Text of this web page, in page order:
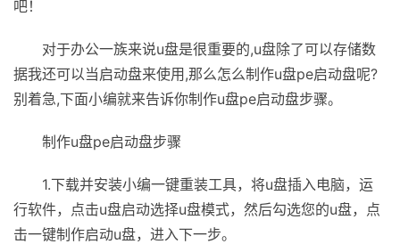
吧！
对于办公一族来说u盘是很重要的,u盘除了可以存储数
据我还可以当启动盘来使用,那么怎么制作u盘pe启动盘呢?
别着急,下面小编就来告诉你制作u盘pe启动盘步骤。
制作u盘pe启动盘步骤
1.下载并安装小编一键重装工具，将u盘插入电脑，运
行软件，点击u盘启动选择u盘模式，然后勾选您的u盘，点
击一键制作启动u盘，进入下一步。